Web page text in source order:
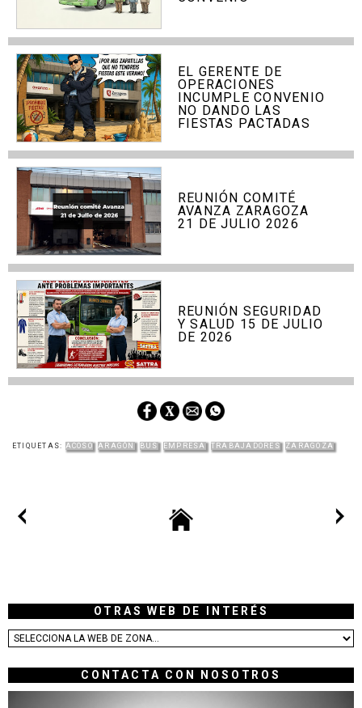
EL GERENTE DE
OPERACIONES
INCUMPLE CONVENIO
NO DANDO LAS
FIESTAS PACTADAS
REUNIÓN COMITÉ
AVANZA ZARAGOZA
21 DE JULIO 2026
REUNIÓN SEGURIDAD
Y SALUD 15 DE JULIO
DE 2026
ETIQUETAS: ACOSO ARAGÓN BUS EMPRESA TRABAJADORES ZARAGOZA
OTRAS WEB DE INTERÉS
CONTACTA CON NOSOTROS